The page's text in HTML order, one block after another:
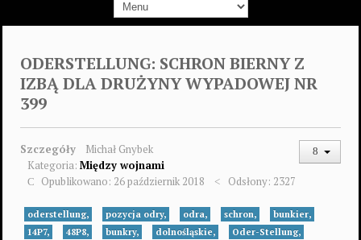
ODERSTELLUNG: SCHRON BIERNY Z
IZBĄ DLA DRUŻYNY WYPADOWEJ NR
399
Szczegóły
Michał Gnybek
Kategoria: Między wojnami
Opublikowano: 26 październik 2018
Odsłony: 2327
oderstellung, pozycja odry, odra, schron,
bunkier,
14P7,
48P8, bunkry, dolnośląskie,
Oder-Stellung,